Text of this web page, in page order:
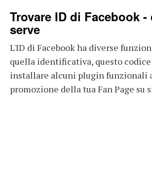
Trovare ID di Facebook -
serve
L'ID di Facebook ha diverse
quella identificativa, questo
installare alcuni plugin funzionali
promozione della tua Fan Page su